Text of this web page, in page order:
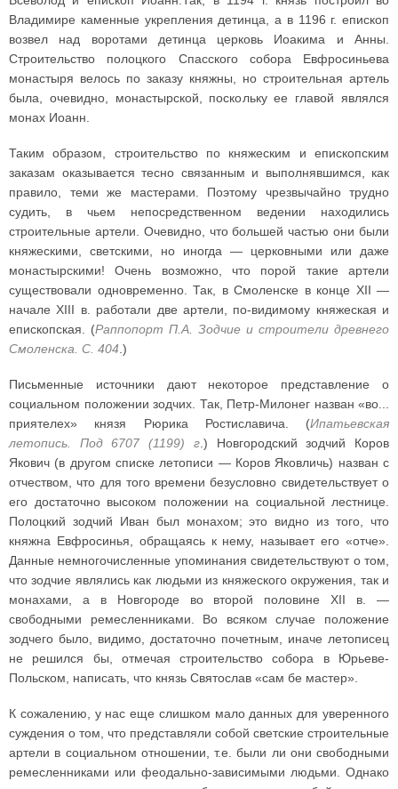
Владимире каменные укрепления детинца, а в 1196 г. епископ
возвел над воротами детинца церковь Иоакима и Анны.
Строительство полоцкого Спасского собора Евфросиньева
монастыря велось по заказу княжны, но строительная артель
была, очевидно, монастырской, поскольку ее главой являлся
монах Иоанн.
Таким образом, строительство по княжеским и епископским
заказам оказывается тесно связанным и выполнявшимся, как
правило, теми же мастерами. Поэтому чрезвычайно трудно
судить, в чьем непосредственном ведении находились
строительные артели. Очевидно, что большей частью они были
княжескими, светскими, но иногда — церковными или даже
монастырскими! Очень возможно, что порой такие артели
существовали одновременно. Так, в Смоленске в конце XII —
начале XIII в. работали две артели, по-видимому княжеская и
епископская. (Раппопорт П.А. Зодчие и строители древнего
Смоленска. С. 404 .)
Письменные источники дают некоторое представление о
социальном положении зодчих. Так, Петр-Милонег назван «во...
приятелех» князя Рюрика Ростиславича. (Ипатьевская
летопись. Под 6707 (1199) г.) Новгородский зодчий Коров
Якович (в другом списке летописи — Коров Яковличь) назван с
отчеством, что для того времени безусловно свидетельствует о
его достаточно высоком положении на социальной лестнице.
Полоцкий зодчий Иван был монахом; это видно из того, что
княжна Евфросинья, обращаясь к нему, называет его «отче».
Данные немногочисленные упоминания свидетельствуют о том,
что зодчие являлись как людьми из княжеского окружения, так и
монахами, а в Новгороде во второй половине XII в. —
свободными ремесленниками. Во всяком случае положение
зодчего было, видимо, достаточно почетным, иначе летописец
не решился бы, отмечая строительство собора в Юрьеве-
Польском, написать, что князь Святослав «сам бе мастер».
К сожалению, у нас еще слишком мало данных для уверенного
суждения о том, что представляли собой светские строительные
артели в социальном отношении, т.е. были ли они свободными
ремесленниками или феодально-зависимыми людьми. Однако